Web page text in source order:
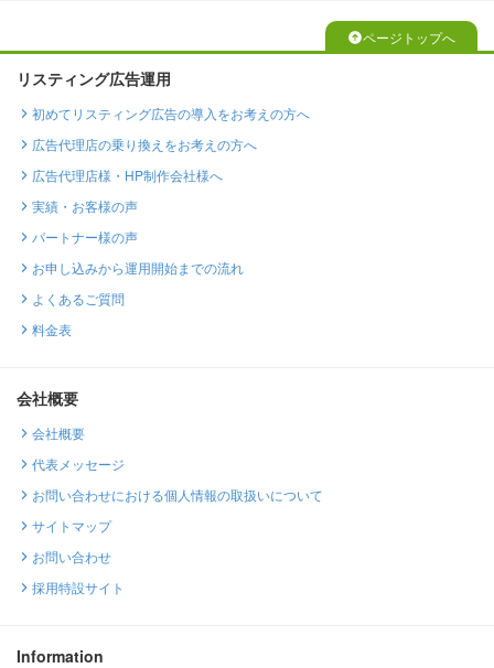
ページトップへ
リスティング広告運用
初めてリスティング広告の導入をお考えの方へ
広告代理店の乗り換えをお考えの方へ
広告代理店様・HP制作会社様へ
実績・お客様の声
パートナー様の声
お申し込みから運用開始までの流れ
よくあるご質問
料金表
会社概要
会社概要
代表メッセージ
お問い合わせにおける個人情報の取扱いについて
サイトマップ
お問い合わせ
採用特設サイト
Information